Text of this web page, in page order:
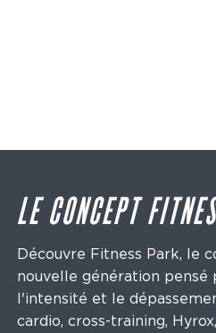
LE CONCEPT
Découvre Fitness Park, le
nouvelle génération pensé
l'intensité et le
cardio, cross-training,